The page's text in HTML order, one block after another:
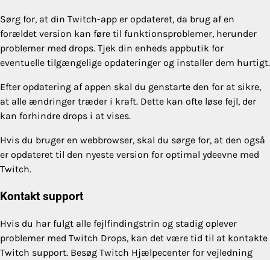
Sørg for, at din Twitch-app er opdateret, da brug af en
forældet version kan føre til funktionsproblemer, herunder
problemer med drops. Tjek din enheds appbutik for
eventuelle tilgængelige opdateringer og installer dem hurtigt.
Efter opdatering af appen skal du genstarte den for at sikre,
at alle ændringer træder i kraft. Dette kan ofte løse fejl, der
kan forhindre drops i at vises.
Hvis du bruger en webbrowser, skal du sørge for, at den også
er opdateret til den nyeste version for optimal ydeevne med
Twitch.
Kontakt support
Hvis du har fulgt alle fejlfindingstrin og stadig oplever
problemer med Twitch Drops, kan det være tid til at kontakte
Twitch support. Besøg Twitch Hjælpecenter for vejledning